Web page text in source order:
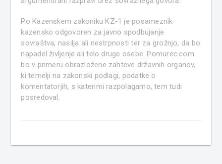
Po Kazenskem zakoniku KZ-1 je posameznik
kazensko odgovoren za javno spodbujanje
sovraštva, nasilja ali nestrpnosti ter za grožnjo, da bo
napadel življenje ali telo druge osebe. Pomurec.com
bo v primeru obrazložene zahteve državnih organov,
ki temelji na zakonski podlagi, podatke o
komentatorjih, s katerimi razpolagamo, tem tudi
posredoval.